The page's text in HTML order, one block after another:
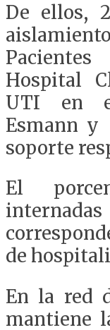
De ellos,
Hospital
UTI en
Esmann y
soporte
El
de
En la red
mantiene